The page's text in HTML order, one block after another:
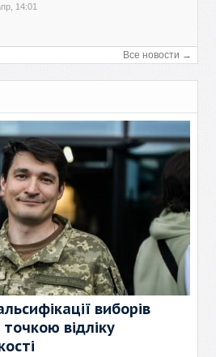
14:01
Все новости →
виборів
відліку